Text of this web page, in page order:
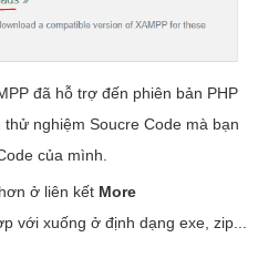
đã hỗ trợ đến phiên bản PHP
nghiệm Soucre Code mà bạn
của mình.
ở liên kết More
với xuống ở định dạng exe, zip...